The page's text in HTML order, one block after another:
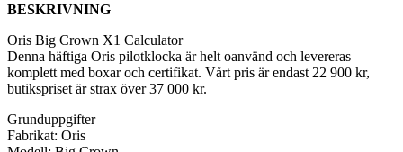
BESKRIVNING
Oris Big Crown X1 Calculator
Denna häftiga Oris pilotklocka är helt oanvänd och levereras
komplett med boxar och certifikat. Vårt pris är endast 22 900 kr,
butikspriset är strax över 37 000 kr.
Grunduppgifter
Fabrikat: Oris